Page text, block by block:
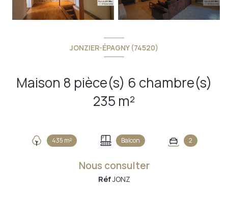
JONZIER-ÉPAGNY (74520)
Maison 8 pièce(s) 6 chambre(s)
235 m²
435 m² Balcon 2
Nous consulter
RéfJONZ